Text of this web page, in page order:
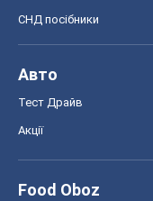
СНД посібники
Авто
Тест Драйв
Акції
Food Oboz